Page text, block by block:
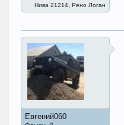
Нива 21214, Рено Логан
Евгений060